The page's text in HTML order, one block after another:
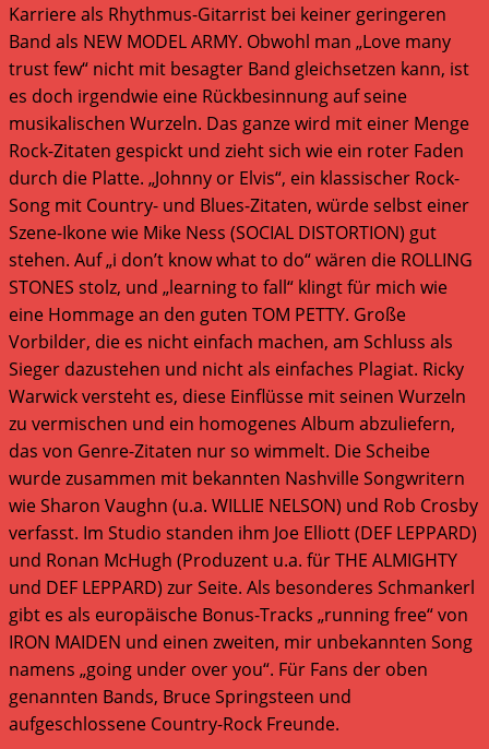
Karriere als Rhythmus-Gitarrist bei keiner geringeren
Band als NEW MODEL ARMY. Obwohl man „Love many
trust few“ nicht mit besagter Band gleichsetzen kann, ist
es doch irgendwie eine Rückbesinnung auf seine
musikalischen Wurzeln. Das ganze wird mit einer Menge
Rock-Zitaten gespickt und zieht sich wie ein roter Faden
durch die Platte. „Johnny or Elvis“, ein klassischer Rock-
Song mit Country- und Blues-Zitaten, würde selbst einer
Szene-Ikone wie Mike Ness (SOCIAL DISTORTION) gut
stehen. Auf „i don’t know what to do“ wären die ROLLING
STONES stolz, und „learning to fall“ klingt für mich wie
eine Hommage an den guten TOM PETTY. Große
Vorbilder, die es nicht einfach machen, am Schluss als
Sieger dazustehen und nicht als einfaches Plagiat. Ricky
Warwick versteht es, diese Einflüsse mit seinen Wurzeln
zu vermischen und ein homogenes Album abzuliefern,
das von Genre-Zitaten nur so wimmelt. Die Scheibe
wurde zusammen mit bekannten Nashville Songwritern
wie Sharon Vaughn (u.a. WILLIE NELSON) und Rob Crosby
verfasst. Im Studio standen ihm Joe Elliott (DEF LEPPARD)
und Ronan McHugh (Produzent u.a. für THE ALMIGHTY
und DEF LEPPARD) zur Seite. Als besonderes Schmankerl
gibt es als europäische Bonus-Tracks „running free“ von
IRON MAIDEN und einen zweiten, mir unbekannten Song
namens „going under over you“. Für Fans der oben
genannten Bands, Bruce Springsteen und
aufgeschlossene Country-Rock Freunde.